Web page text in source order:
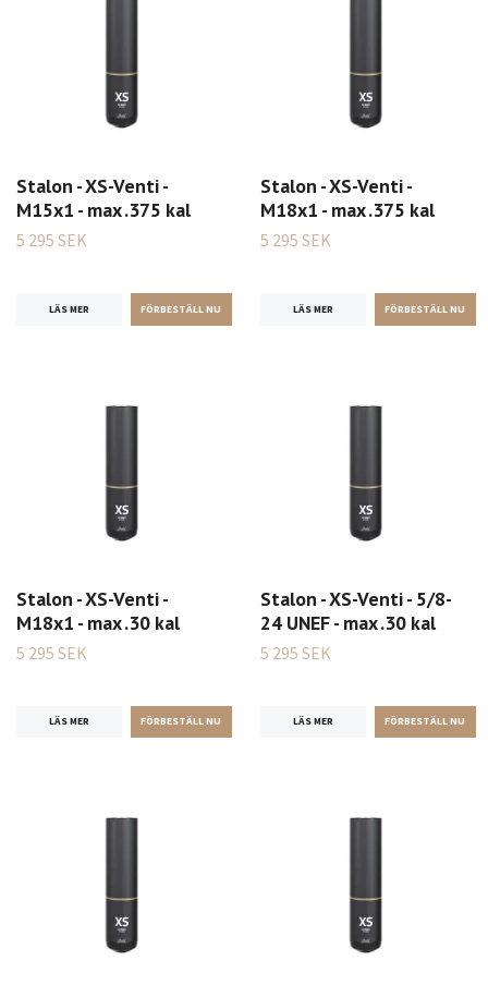
Stalon - XS-Venti -
M15x1 - max .375 kal
5 295 SEK
LÄS MER
Stalon - XS-Venti -
M18x1 - max .375 kal
5 295 SEK
LÄS MER
Stalon - XS-Venti -
M18x1 - max .30 kal
5 295 SEK
LÄS MER
Stalon - XS-Venti - 5/8-
24 UNEF - max .30 kal
5 295 SEK
LÄS MER